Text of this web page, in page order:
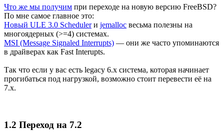
Что же мы получим при переходе на новую версию FreeBSD?
По мне самое главное это:
Новый ULE 3.0 Schedulerи jemalloc весьма полезны на
многоядерных (>=4) системах.
MSI (Message Signaled Interrupts) — они же часто упоминаются
в драйверах как Fast Interupts.
Так что если у вас есть legacy 6.x система, которая начинает
прогибаться под нагрузкой, возможно стоит перевести её на
7.х.
1.2 Переход на 7.2